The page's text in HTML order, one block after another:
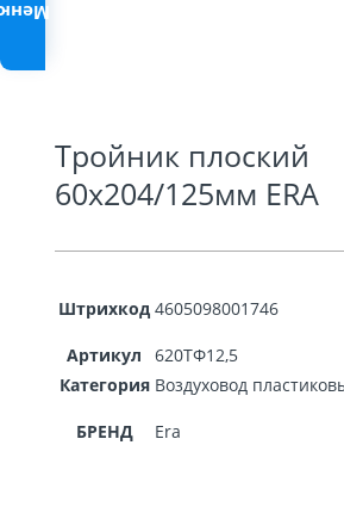
Тройник плоский
60х204/125мм ERA
Штрихкод 4605098001746
Артикул
620ТФ12,5
Категория Воздуховод
БРЕНД Era